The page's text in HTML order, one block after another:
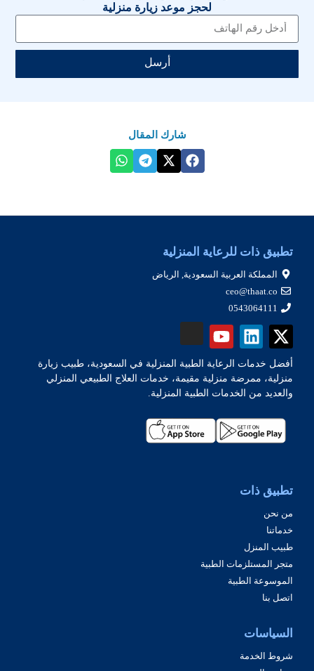
لحجز موعد زيارة منزلية
أرسل
شارك المقال
تطبيق ذات للرعاية المنزلية
المملكة العربية السعودية, الرياض
ceo@thaat.co
0543064111
أفضل خدمات الرعاية الطبية المنزلية في السعودية، طبيب زيارة
منزلية، ممرضة منزلية مقيمة، خدمات العلاج الطبيعي المنزلي
والعديد من الخدمات الطبية المنزلية.
تطبيق ذات
من نحن
خدماتنا
طبيب المنزل
متجر المستلزمات الطبية
الموسوعة الطبية
اتصل بنا
السياسات
شروط الخدمة